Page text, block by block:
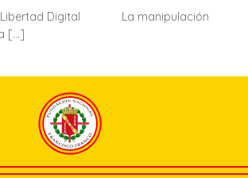
Libertad Digital La manipulación
[…]